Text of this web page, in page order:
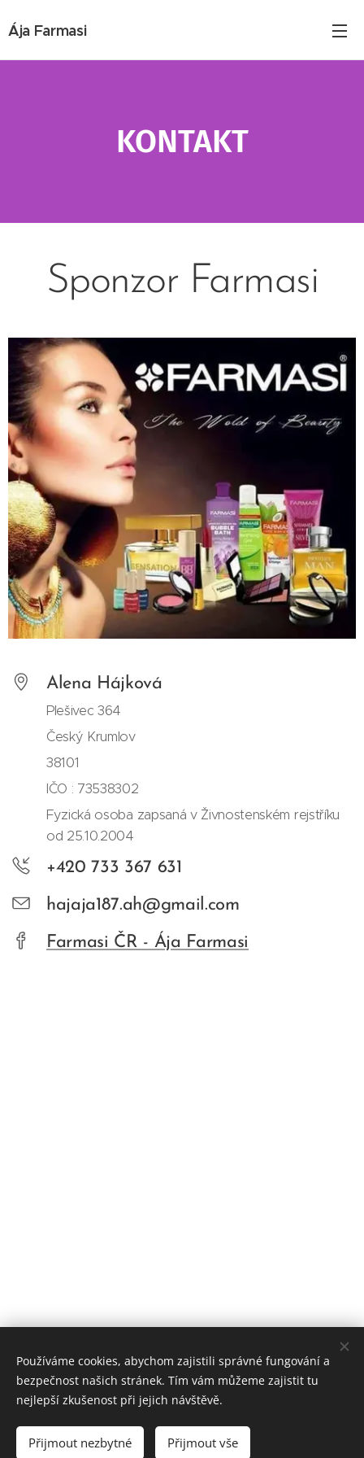
Ája Farmasi
KONTAKT
Sponzor Farmasi
Alena Hájková
Plešivec 364
Český Krumlov
38101
IČO : 73538302
Fyzická osoba zapsaná v Živnostenském rejstříku
od 25.10.2004
+420 733 367 631
hajaja187.ah@gmail.com
Farmasi ČR - Ája Farmasi
© 2018 Alena Hájková, www.aja-farmasi.cz. Všechna práva
Používáme cookies, abychom zajistili správné fungování a
bezpečnost našich stránek. Tím vám můžeme zajistit tu
nejlepší zkušenost při jejich návštěvě.
Přijmout nezbytné Přijmout vše